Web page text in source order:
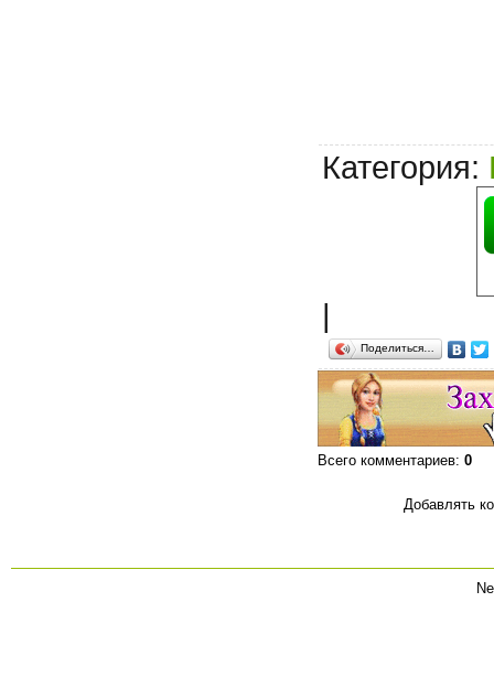
Категория:
|
Поделиться…
Всего комментариев: 0
Добавлять